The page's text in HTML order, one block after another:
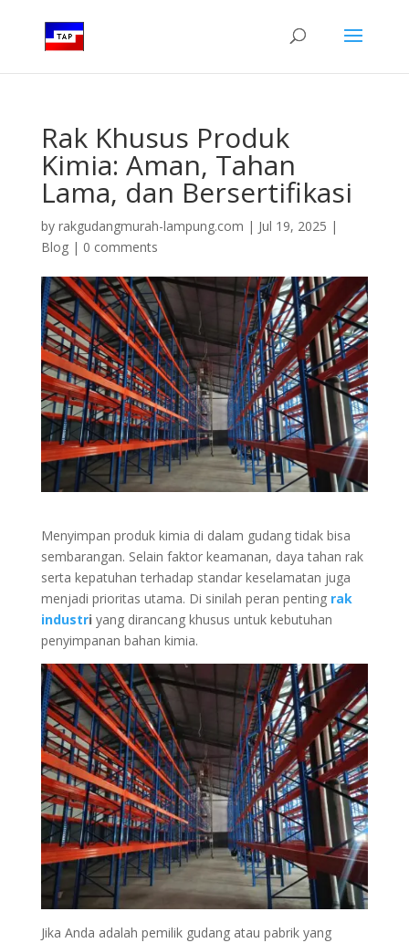
Rak Khusus Produk
Kimia: Aman, Tahan
Lama, dan Bersertifikasi
by rakgudangmurah-lampung.com | Jul 19, 2025 |
Blog| 0 comments
Menyimpan produk kimia di dalam gudang tidak bisa
sembarangan. Selain faktor keamanan, daya tahan rak
serta kepatuhan terhadap standar keselamatan juga
menjadi prioritas utama. Di sinilah peran penting rak
industri yang dirancang khusus untuk kebutuhan
penyimpanan bahan kimia.
Jika Anda adalah pemilik gudang atau pabrik yang